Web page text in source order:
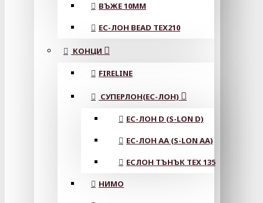
ВЪЖЕ 10MM
ЕС-ЛОН BEAD TEX210
КОНЦИ
FIRELINE
СУПЕРЛОН(ЕС-ЛОН)
ЕС-ЛОН D (S-LON D)
ЕС-ЛОН АА (S-LON AA)
ЕСЛОН ТЪНЪК TEX 135
НИМО